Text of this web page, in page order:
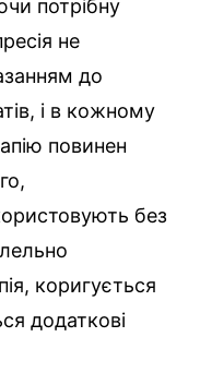
потрібну
не
до
і в кожному
повинен
без
коригується
додаткові